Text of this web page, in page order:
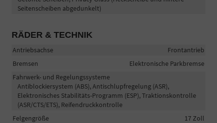
Seitenscheiben abgedunkelt)
RÄDER & TECHNIK
Antriebsachse
Frontantrieb
Bremsen
Elektronische Parkbremse
Fahrwerk- und Regelungssysteme
Antiblockiersystem (ABS), Antischlupfregelung (ASR),
Elektronisches Stabilitäts-Programm (ESP), Traktionskontrolle
(ASR/CTS/ETS), Reifendruckkontrolle
Felgengröße
17 Zoll